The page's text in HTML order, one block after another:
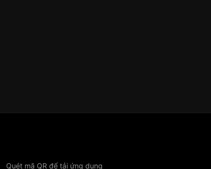
Quét mã QR để tải ứng dụng